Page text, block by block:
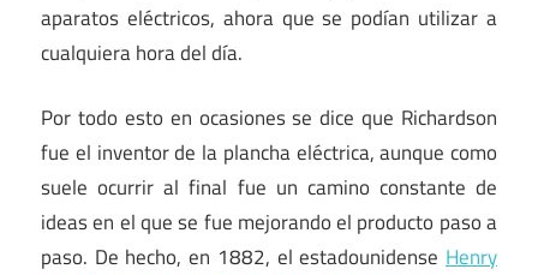
aparatos eléctricos, ahora que se podían utilizar a
cualquiera hora del día.
Por todo esto en ocasiones se dice que Richardson
fue el inventor de la plancha eléctrica, aunque como
suele ocurrir al final fue un camino constante de
ideas en el que se fue mejorando el producto paso a
paso. De hecho, en 1882, el estadounidense Henry